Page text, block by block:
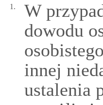
1.
W
dowodu
innej
ustalenia